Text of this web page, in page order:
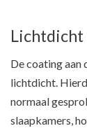
Lichtdicht
De coating aan
lichtdicht.
normaal
slaapkamers,